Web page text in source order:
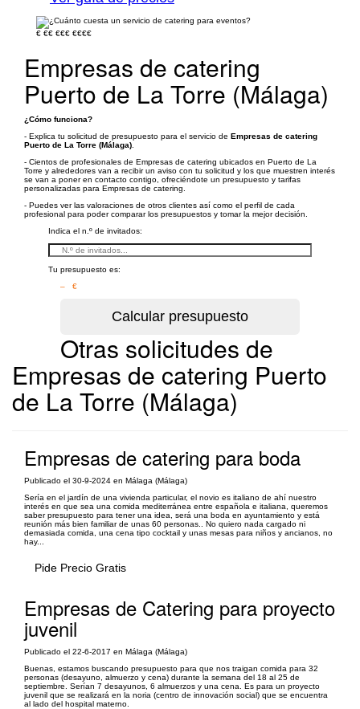
€ €€ €€€ €€€€
Empresas de catering
Puerto de La Torre (Málaga)
¿Cómo funciona?
- Explica tu solicitud de presupuesto para el servicio de Empresas de catering
Puerto de La Torre (Málaga)
- Cientos de profesionales de Empresas de catering ubicados en Puerto de La
Torre y alrededores van a recibir un aviso con tu solicitud y los que muestren interés
se van a poner en contacto contigo, ofreciéndote un presupuesto y tarifas
personalizadas para Empresas de catering.
- Puedes ver las valoraciones de otros clientes así como el perfil de cada
profesional para poder comparar los presupuestos y tomar la mejor decisión.
Indica el n.º de invitados:
Tu presupuesto es:
– €
Otras solicitudes de
Empresas de catering Puerto
de La Torre (Málaga)
Empresas de catering para boda
Publicado el 30-9-2024 en Málaga (Málaga)
Sería en el jardín de una vivienda particular, el novio es italiano de ahí nuestro
interés en que sea una comida mediterránea entre española e italiana, queremos
saber presupuesto para tener una idea, será una boda en ayuntamiento y está
reunión más bien familiar de unas 60 personas.. No quiero nada cargado ni
demasiada comida, una cena tipo cocktail y unas mesas para niños y ancianos, no
hay...
Pide Precio Gratis
Empresas de Catering para proyecto
juvenil
Publicado el 22-6-2017 en Málaga (Málaga)
Buenas, estamos buscando presupuesto para que nos traigan comida para 32
personas (desayuno, almuerzo y cena) durante la semana del 18 al 25 de
septiembre. Serían 7 desayunos, 6 almuerzos y una cena. Es para un proyecto
juvenil que se realizará en la noria (centro de innovación social) que se encuentra
al lado del hospital materno.